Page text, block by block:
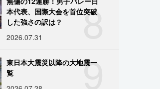
8
本代表、国際大会を首位突破
した強さの訳は？
2026.07.31
9
東日本大震災以降の大地震一
覧